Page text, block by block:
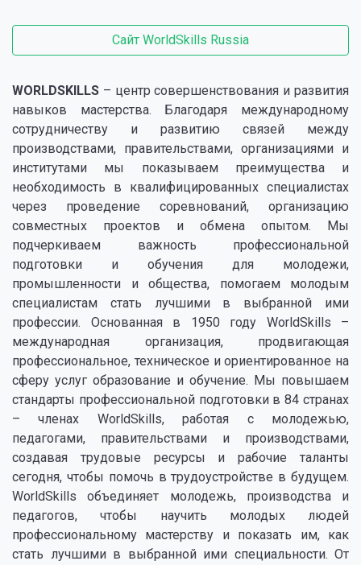
Сайт WorldSkills Russia
WORLDSKILLS – центр совершенствования и развития
навыков мастерства. Благодаря международному
сотрудничеству и развитию связей между
производствами, правительствами, организациями и
институтами мы показываем преимущества и
необходимость в квалифицированных специалистах
через проведение соревнований, организацию
совместных проектов и обмена опытом. Мы
подчеркиваем важность профессиональной
подготовки и обучения для молодежи,
промышленности и общества, помогаем молодым
специалистам стать лучшими в выбранной ими
профессии. Основанная в 1950 году WorldSkills –
международная организация, продвигающая
профессиональное, техническое и ориентированное на
сферу услуг образование и обучение. Мы повышаем
стандарты профессиональной подготовки в 84 странах
– членах WorldSkills, работая с молодежью,
педагогами, правительствами и производствами,
создавая трудовые ресурсы и рабочие таланты
сегодня, чтобы помочь в трудоустройстве в будущем.
WorldSkills объединяет молодежь, производства и
педагогов, чтобы научить молодых людей
профессиональному мастерству и показать им, как
стать лучшими в выбранной ими специальности. От